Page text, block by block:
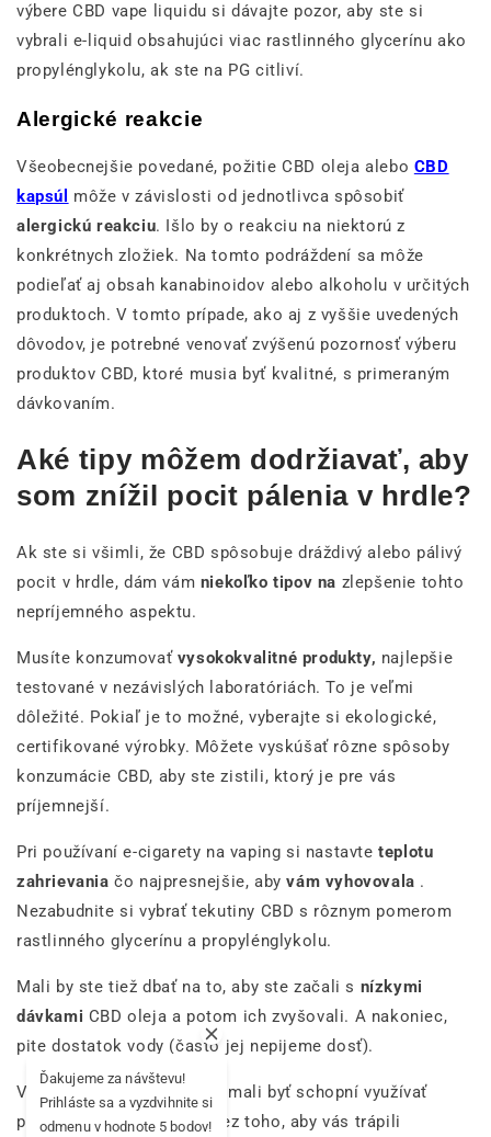
výbere CBD vape liquidu si dávajte pozor, aby ste si
vybrali e-liquid obsahujúci viac rastlinného glycerínu ako
propylénglykolu, ak ste na PG citliví.
Alergické reakcie
Všeobecnejšie povedané, požitie CBD oleja alebo CBD
kapsúl
môže v závislosti od jednotlivca spôsobiť
alergickú reakciu. Išlo by o reakciu na niektorú z
konkrétnych zložiek. Na tomto podráždení sa môže
podieľať aj obsah kanabinoidov alebo alkoholu v určitých
produktoch. V tomto prípade, ako aj z vyššie uvedených
dôvodov, je potrebné venovať zvýšenú pozornosť výberu
produktov CBD, ktoré musia byť kvalitné, s primeraným
dávkovaním.
Aké tipy môžem dodržiavať, aby
som znížil pocit pálenia v hrdle?
Ak ste si všimli, že CBD spôsobuje dráždivý alebo pálivý
pocit v hrdle, dám vám niekoľko tipov na zlepšenie tohto
nepríjemného aspektu.
Musíte konzumovať vysokokvalitné produkty, najlepšie
testované v nezávislých laboratóriách. To je veľmi
dôležité. Pokiaľ je to možné, vyberajte si ekologické,
certifikované výrobky. Môžete vyskúšať rôzne spôsoby
konzumácie CBD, aby ste zistili, ktorý je pre vás
príjemnejší.
Pri používaní e-cigarety na vaping si nastavte teplotu
zahrievaniačo najpresnejšie, aby vám vyhovovala .
Nezabudnite si vybrať tekutiny CBD s rôznym pomerom
rastlinného glycerínu a propylénglykolu.
Mali by ste tiež dbať na to, aby ste začali s nízkymi
dávkami CBD oleja a potom ich zvyšovali. A nakoniec,
pite dostatok vody (často jej nepijeme dosť).
Vďaka týmto tipom by ste mali byť schopní využívať
potenciálne výhody CBD bez toho, aby vás trápili
Ďakujeme za návštevu!
Prihláste sa a vyzdvihnite si
odmenu v hodnote 5 bodov!